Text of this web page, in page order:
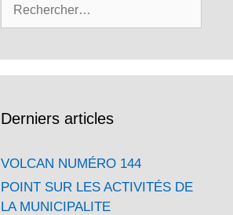
Derniers articles
VOLCAN NUMÉRO 144
POINT SUR LES ACTIVITÉS DE
LA MUNICIPALITE